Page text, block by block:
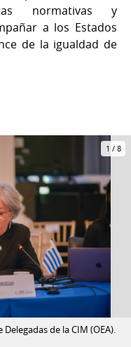
normativas y
a los Estados
de la igualdad de
1 / 8
de la CIM (OEA).